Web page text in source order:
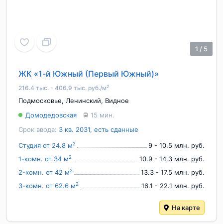
1 / 5
ЖК «1-й Южный (Первый Южный)»
216.4 тыс. - 406.9 тыс. руб./м2
Подмосковье, Ленинский, Видное
Срок ввода: 3 кв. 2031, есть сданные
Домодедовская 15 мин.
Студия от 24.8 м2
9 - 10.5 млн. руб.
1-комн. от 34 м2
10.9 - 14.3 млн. руб.
2-комн. от 42 м2
13.3 - 17.5 млн. руб.
3-комн. от 62.6 м2 16.1 - 22.1 млн. руб.
На карте